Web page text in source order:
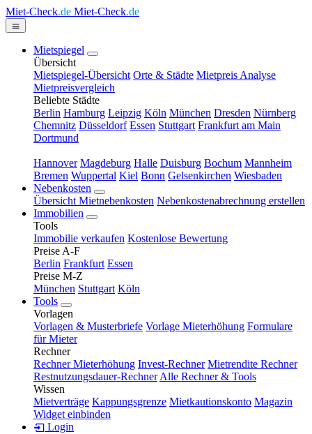
Miet-Check.de Miet-Check.de
Mietspiegel
Übersicht
Mietspiegel-Übersicht Orte & Städte Mietpreis Analyse
Mietpreisvergleich
Beliebte Städte
Berlin Hamburg Leipzig Köln München Dresden Nürnberg
Chemnitz Düsseldorf Essen Stuttgart Frankfurt am Main
Dortmund
Hannover Magdeburg Halle Duisburg Bochum Mannheim
Bremen Wuppertal Kiel Bonn Gelsenkirchen Wiesbaden
Nebenkosten
Übersicht Mietnebenkosten Nebenkostenabrechnung erstellen
Immobilien
Tools
Immobilie verkaufen Kostenlose Bewertung
Preise A-F
Berlin Frankfurt Essen
Preise M-Z
München Stuttgart Köln
Tools
Vorlagen
Vorlagen & Musterbriefe Vorlage Mieterhöhung Formulare
für Mieter
Rechner
Rechner Mieterhöhung Invest-Rechner Mietrendite Rechner
Restnutzungsdauer-Rechner Alle Rechner & Tools
Wissen
Mietverträge Kappungsgrenze Mietkautionskonto Magazin
Widget einbinden
Login